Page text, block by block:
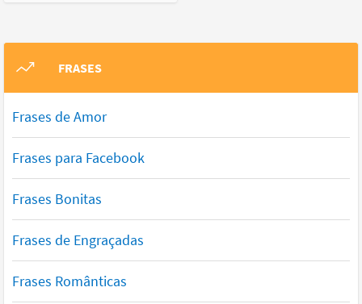
FRASES
Frases de Amor
Frases para Facebook
Frases Bonitas
Frases de Engraçadas
Frases Românticas